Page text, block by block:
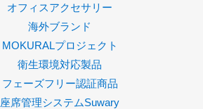
オフィスアクセサリー
海外ブランド
MOKURALプロジェクト
衛生環境対応製品
フェーズフリー認証商品
座席管理システムSuwary